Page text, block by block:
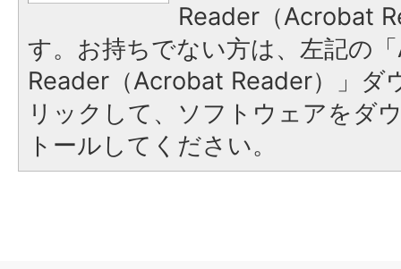
Reader（Acrobat
す。お持ちでない方は、左記の
Reader（Acrobat Reader）」ダ
リックして、ソフトウェアをダ
トールしてください。